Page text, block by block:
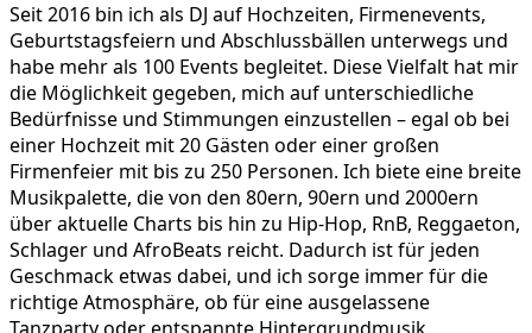
Seit 2016 bin ich als DJ auf Hochzeiten, Firmenevents,
Geburtstagsfeiern und Abschlussbällen unterwegs und
habe mehr als 100 Events begleitet. Diese Vielfalt hat mir
die Möglichkeit gegeben, mich auf unterschiedliche
Bedürfnisse und Stimmungen einzustellen – egal ob bei
einer Hochzeit mit 20 Gästen oder einer großen
Firmenfeier mit bis zu 250 Personen. Ich biete eine breite
Musikpalette, die von den 80ern, 90ern und 2000ern
über aktuelle Charts bis hin zu Hip-Hop, RnB, Reggaeton,
Schlager und AfroBeats reicht. Dadurch ist für jeden
Geschmack etwas dabei, und ich sorge immer für die
richtige Atmosphäre, ob für eine ausgelassene